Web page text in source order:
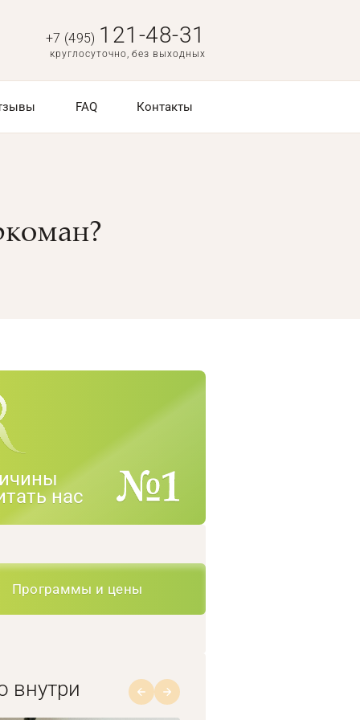
+7 (495) 121-48-31
круглосуточно, без выходных
FAQ Контакты
нас
Программы и цены
внутри